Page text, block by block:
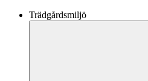
Trädgårdsmiljö